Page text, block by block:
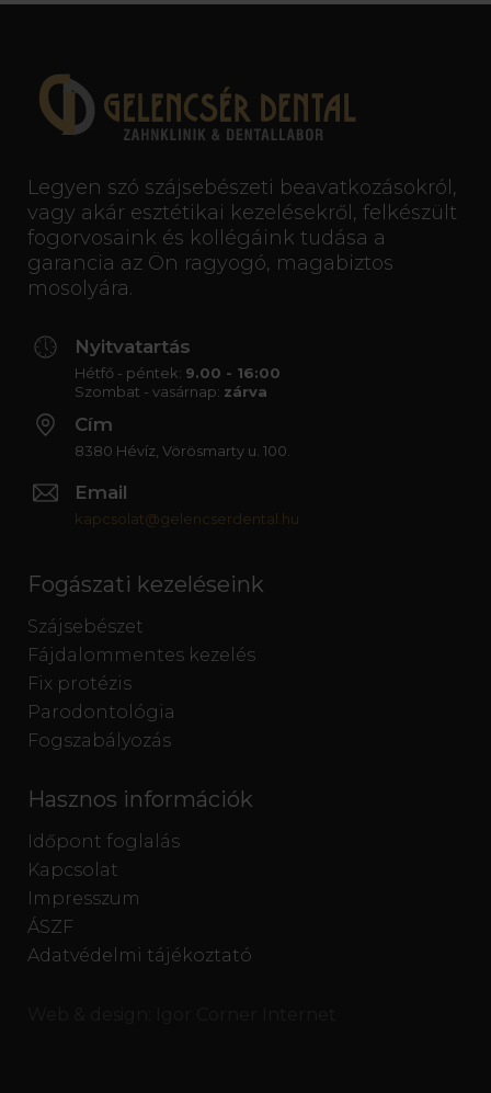
Legyen szó szájsebészeti beavatkozásokról,
vagy akár esztétikai kezelésekről, felkészült
fogorvosaink és kollégáink tudása a
garancia az Ön ragyogó, magabiztos
mosolyára.
Nyitvatartás
Hétfő - péntek: 9.00 - 16:00
Szombat - vasárnap: zárva
Cím
8380 Hévíz, Vörösmarty u. 100.
Email
kapcsolat@gelencserdental.hu
Fogászati kezeléseink
Szájsebészet
Fájdalommentes kezelés
Fix protézis
Parodontológia
Fogszabályozás
Hasznos információk
Időpont foglalás
Kapcsolat
Impresszum
ÁSZF
Adatvédelmi tájékoztató